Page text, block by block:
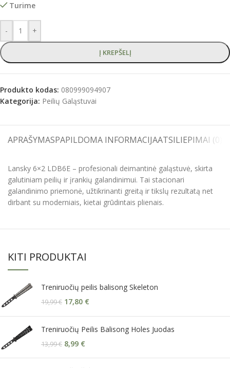
Turime
- +
Į KREPŠELĮ
Produkto kodas: 080999094907
Kategorija: Peilių Galąstuvai
APRAŠYMASPAPILDOMA INFORMACIJAATSILIEPIMAI (0)
Lansky 6×2 LDB6E – profesionali deimantinė galąstuvė, skirta
galutiniam peilių ir įrankių galandinimui. Tai stacionari
galandinimo priemonė, užtikrinanti greitą ir tikslų rezultatą net
dirbant su moderniais, kietai grūdintais plienais.
KITI PRODUKTAI
Treniruočių peilis balisong Skeleton
19,99€ 17,80 €
Treniruočių Peilis Balisong Holes Juodas
13,99€ 8,99 €